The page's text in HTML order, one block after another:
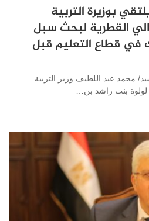
بوزيرة التربية
القطرية لبحث سبل
في قطاع التعليم قبل
محمد عبد اللطيف وزير التربية
لولوة بنت راشد بن…